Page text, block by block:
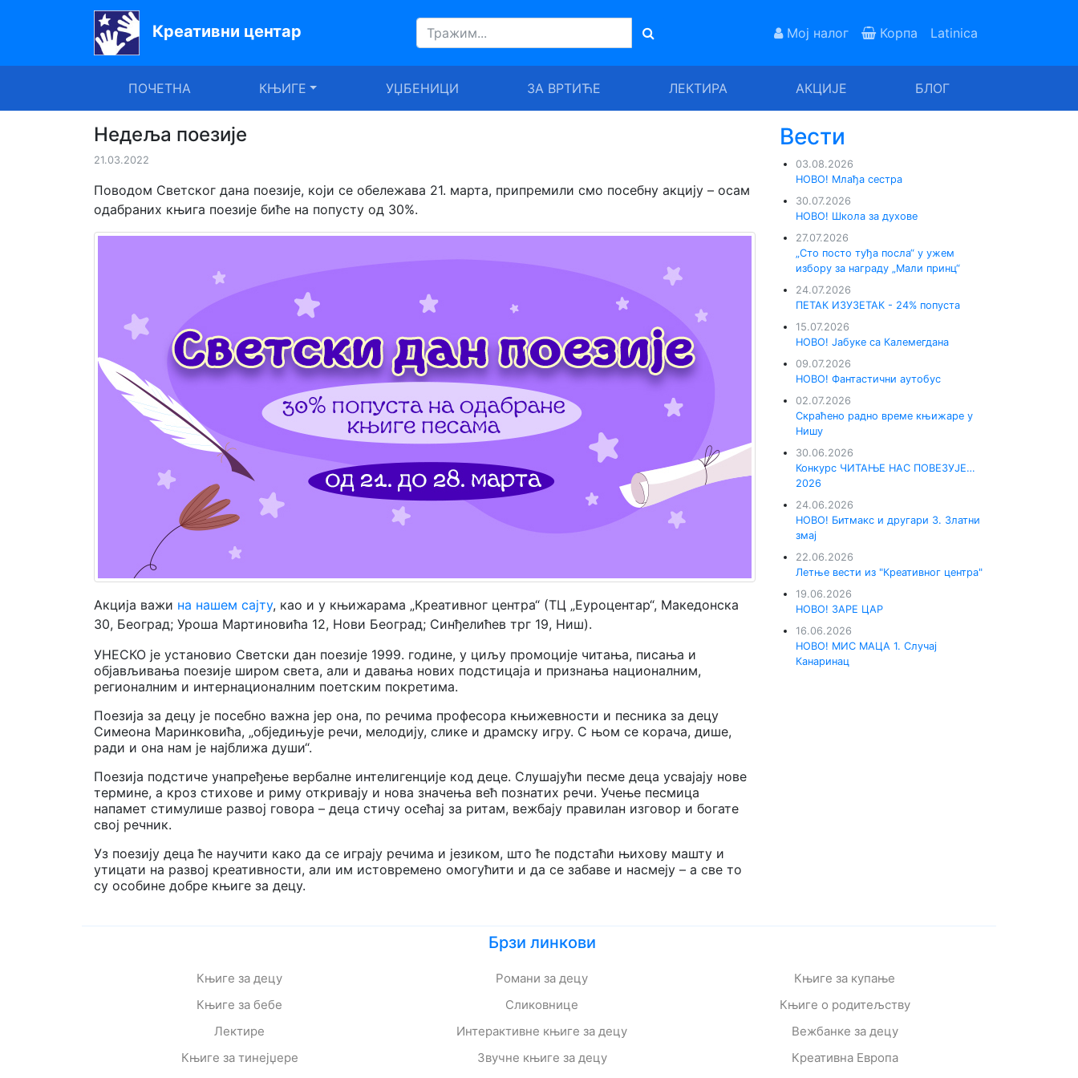
Креативни центар Мој налог Корпа Latinica
ПОЧЕТНА КЊИГЕ УЏБЕНИЦИ ЗА ВРТИЋЕ ЛЕКТИРА АКЦИЈЕ БЛОГ
Почетна
УџбенициНедеља поезије
21.03.2022
Поводом Светског дана поезије, који се обележава 21. марта, припремили смо посебну акцију – осам
одабраних књига поезије биће на попусту од 30%.
Акција важи на нашем сајту, као и у књижарама „Креативног центра“ (ТЦ „Еуроцентар“, Македонска
30, Београд; Уроша Мартиновића 12, Нови Београд; Синђелићев трг 19, Ниш).
УНЕСКО је установио Светски дан поезије 1999. године, у циљу промоције читања, писања и
објављивања поезије широм света, али и давања нових подстицаја и признања националним,
регионалним и интернационалним поетским покретима.
Поезија за децу је посебно важна јер она, по речима професора књижевности и песника за децу
Симеона Маринковића, „обједињује речи, мелодију, слике и драмску игру. С њом се корача, дише,
ради и она нам је најближа души“.
Поезија подстиче унапређење вербалне интелигенције код деце. Слушајући песме деца усвајају нове
термине, а кроз стихове и риму откривају и нова значења већ познатих речи. Учење песмица
напамет стимулише развој говора – деца стичу осећај за ритам, вежбају правилан изговор и богате
свој речник.
Уз поезију деца ће научити како да се играју речима и језиком, што ће подстаћи њихову машту и
утицати на развој креативности, али им истовремено омогућити и да се забаве и насмеју – а све то
су особине добре књиге за децу.
Вести
03.08.2026
НОВО! Млађа сестра
30.07.2026
НОВО! Школа за духове
27.07.2026
„Сто посто туђа посла“ у ужем
избору за награду „Мали принц“
24.07.2026
ПЕТАК ИЗУЗЕТАК - 24% попуста
15.07.2026
НОВО! Јабуке са Калемегдана
09.07.2026
НОВО! Фантастични аутобус
02.07.2026
Скраћено радно време књижаре у
Нишу
30.06.2026
Конкурс ЧИТАЊЕ НАС ПОВЕЗУЈЕ…
2026
24.06.2026
НОВО! Битмакс и другари 3. Златни
змај
22.06.2026
Летње вести из "Креативног центра"
19.06.2026
НОВО! ЗАРЕ ЦАР
16.06.2026
НОВО! МИС МАЦА 1. Случај
Канаринац
Брзи линкови
Књиге за децу
Књиге за бебе
Лектире
Књиге за тинејџере
Романи за децу
Сликовнице
Интерактивне књиге за децу
Звучне књиге за децу
Књиге за купање
Књиге о родитељству
Вежбанке за децу
Креативна Европа